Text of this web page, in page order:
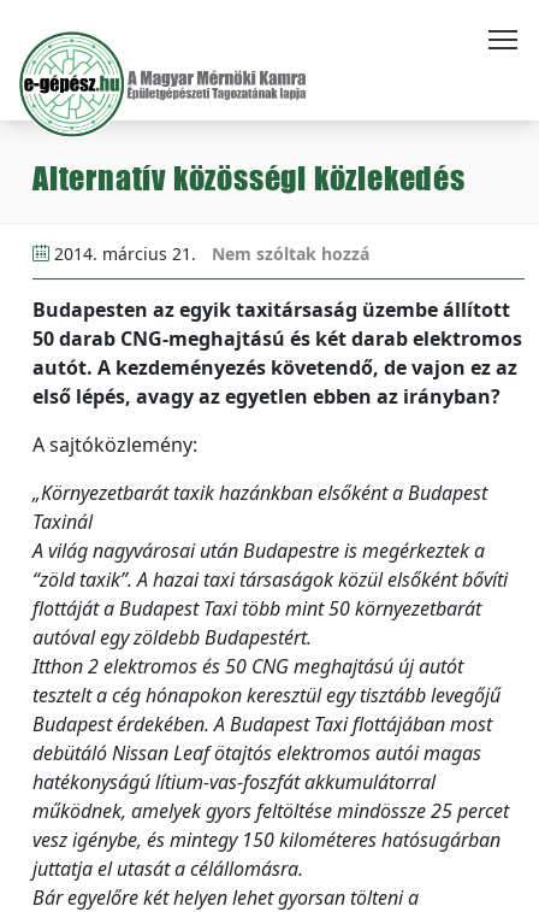
Alternatív közösségi közlekedés
2014. március 21. Nem szóltak hozzá
Budapesten az egyik taxitársaság üzembe állított
50 darab CNG-meghajtású és két darab elektromos
autót. A kezdeményezés követendő, de vajon ez az
első lépés, avagy az egyetlen ebben az irányban?
A sajtóközlemény:
„Környezetbarát taxik hazánkban elsőként a Budapest
Taxinál
A világ nagyvárosai után Budapestre is megérkeztek a
“zöld taxik”. A hazai taxi társaságok közül elsőként bővíti
flottáját a Budapest Taxi több mint 50 környezetbarát
autóval egy zöldebb Budapestért.
Itthon 2 elektromos és 50 CNG meghajtású új autót
tesztelt a cég hónapokon keresztül egy tisztább levegőjű
Budapest érdekében. A Budapest Taxi flottájában most
debütáló Nissan Leaf ötajtós elektromos autói magas
hatékonyságú lítium-vas-foszfát akkumulátorral
működnek, amelyek gyors feltöltése mindössze 25 percet
vesz igénybe, és mintegy 150 kilométeres hatósugárban
juttatja el utasát a célállomásra.
Bár egyelőre két helyen lehet gyorsan tölteni a